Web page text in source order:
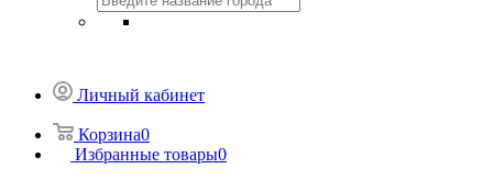
Личный кабинет
Корзина0
Избранные товары0